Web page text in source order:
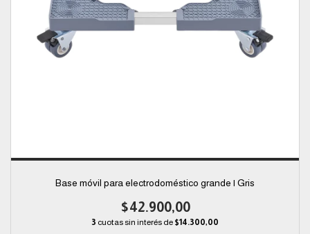
Base móvil para electrodoméstico grande | Gris
$42.900,00
3 cuotas sin interés de $14.300,00